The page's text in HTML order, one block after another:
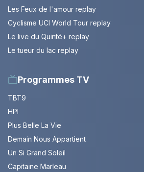
Les Feux de l'amour replay
Cyclisme UCI World Tour replay
Le live du Quinté+ replay
Le tueur du lac replay
Programmes TV
TBT9
HPI
Plus Belle La Vie
Demain Nous Appartient
Un Si Grand Soleil
Capitaine Marleau